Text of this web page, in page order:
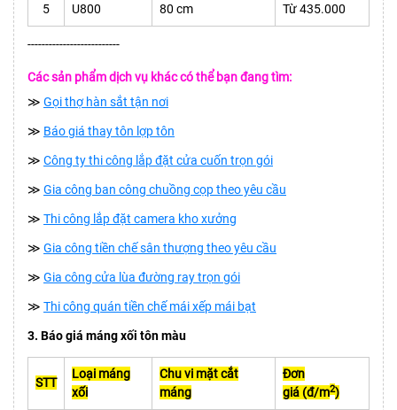
5 U800 80 cm Từ 435.000
--------------------------
Các sản phẩm dịch vụ khác có thể bạn đang tìm:
≫ Gọi thợ hàn sắt tận nơi
≫ Báo giá thay tôn lợp tôn
≫ Công ty thi công lắp đặt cửa cuốn trọn gói
≫ Gia công ban công chuồng cọp theo yêu cầu
≫ Thi công lắp đặt camera kho xưởng
≫ Gia công tiền chế sân thượng theo yêu cầu
≫ Gia công cửa lùa đường ray trọn gói
≫ Thi công quán tiền chế mái xếp mái bạt
3. Báo giá máng xối tôn màu
STT
Loại máng
xối
Chu vi mặt cắt
máng
Đơn
giá (đ/m2)